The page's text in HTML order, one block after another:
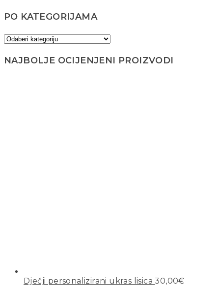
PO KATEGORIJAMA
NAJBOLJE OCIJENJENI PROIZVODI
Dječji personalizirani ukras lisica 30,00€